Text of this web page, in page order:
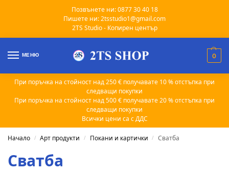
Позвънете ни: 0877 30 40 18
Пишете ни: 2tsstudio1@gmail.com
2TS Studio - Копирен център
МЕНЮ 0
При поръчка на стойност над 250 € получавате 10 % отстъпка при
следващи покупки
При поръчка на стойност над 500 € получавате 20 % отстъпка при
следващи покупки
Всички цени са с ДДС
Начало / Арт продукти / Покани и картички / Сватба
Сватба